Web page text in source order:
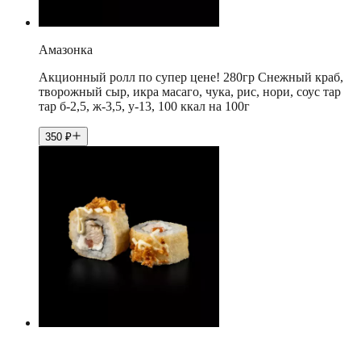
Амазонка
Акционный ролл по супер цене! 280гр Снежный краб,
творожный сыр, икра масаго, чука, рис, нори, соус тар
тар б-2,5, ж-3,5, у-13, 100 ккал на 100г
350 ₽